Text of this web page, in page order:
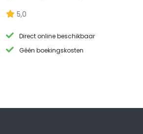
5,0
Direct online beschikbaar
Géén boekingskosten